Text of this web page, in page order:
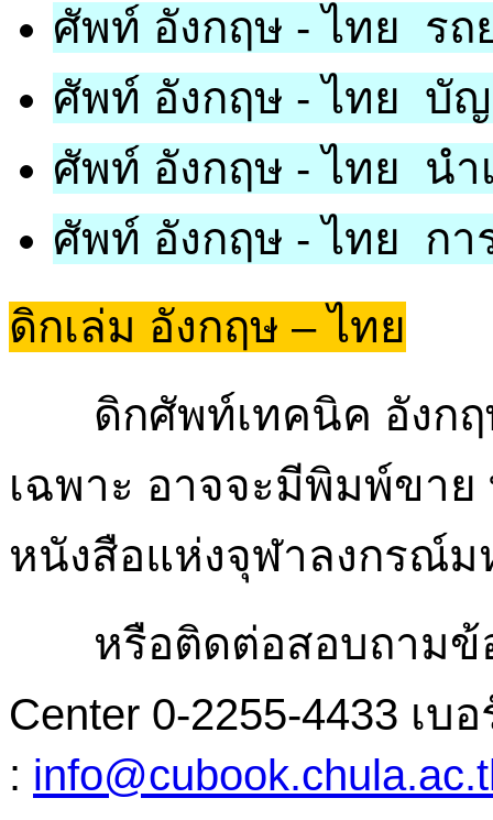
ศัพท์ อังกฤษ - ไทย รถ
ศัพท์ อังกฤษ - ไทย บั
ศัพท์ อังกฤษ - ไทย นำ
ศัพท์ อังกฤษ - ไทย กา
ดิกเล่ม อังกฤษ – ไทย
ดิกศัพท์เทคนิค อังกฤ
เฉพาะ อาจจะมีพิมพ์ขา
หนังสือแห่งจุฬาลงกรณ์
หรือติดต่อสอบถามข้อ
Center 0-2255-4433 เบ
: